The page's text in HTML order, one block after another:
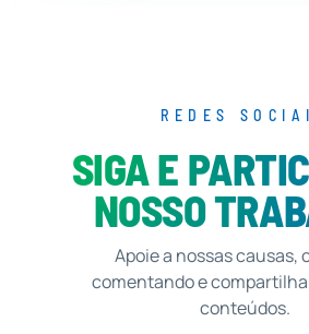
REDES
SIGA E
NOSSO
Apoie a nossas causas,
comentando e
conteúdos.